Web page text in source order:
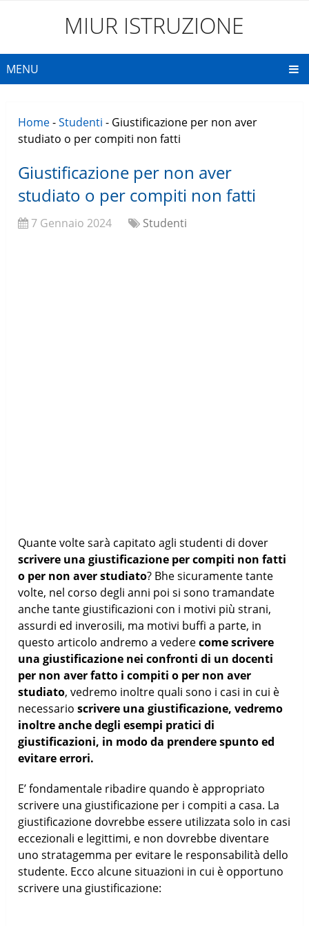
MIUR ISTRUZIONE
MENU
Home-Studenti - Giustificazione per non aver
studiato o per compiti non fatti
Giustificazione per non aver
studiato o per compiti non fatti
7 Gennaio 2024 Studenti
Quante volte sarà capitato agli studenti di dover
scrivere una giustificazione per compiti non fatti
o per non aver studiato? Bhe sicuramente tante
volte, nel corso degli anni poi si sono tramandate
anche tante giustificazioni con i motivi più strani,
assurdi ed inverosili, ma motivi buffi a parte, in
questo articolo andremo a vederecome scrivere
una giustificazione nei confronti di un docenti
per non aver fatto i compiti o per non aver
studiato, vedremo inoltre quali sono i casi in cui è
necessarioscrivere una giustificazione, vedremo
inoltre anche degli esempi pratici di
giustificazioni, in modo da prendere spunto ed
evitare errori.
E’ fondamentale ribadire quando è appropriato
scrivere una giustificazione per i compiti a casa. La
giustificazione dovrebbe essere utilizzata solo in casi
eccezionali e legittimi, e non dovrebbe diventare
uno stratagemma per evitare le responsabilità dello
studente. Ecco alcune situazioni in cui è opportuno
scrivere una giustificazione: